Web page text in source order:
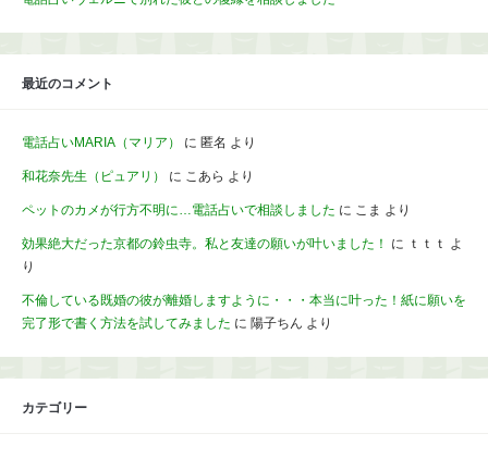
最近のコメント
電話占いMARIA（マリア） に 匿名 より
和花奈先生（ピュアリ） に こあら より
ペットのカメが行方不明に…電話占いで相談しました に こま より
効果絶大だった京都の鈴虫寺。私と友達の願いが叶いました！ に ｔｔｔ よ
り
不倫している既婚の彼が離婚しますように・・・本当に叶った！紙に願いを
完了形で書く方法を試してみました に 陽子ちん より
カテゴリー